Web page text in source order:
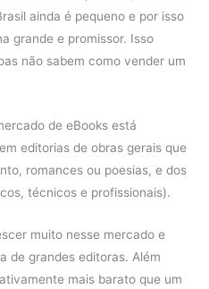
ainda é pequeno e por isso
grande e promissor. Isso
não sabem como vender um
de eBooks está
editorias de obras gerais que
romances ou poesias, e dos
técnicos e profissionais).
muito nesse mercado e
de grandes editoras. Além
mais barato que um